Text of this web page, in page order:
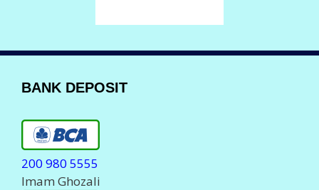
LAYANAN KOMPLAIN
Komplain Via Telpon
088 150 80555
0823 23 700555
Komplain Via WhatsApp